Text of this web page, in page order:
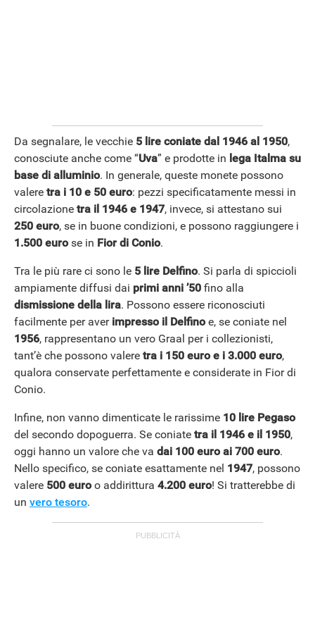
Da segnalare, le vecchie 5 lire coniate dal 1946 al 1950,
conosciute anche come “Uva” e prodotte in lega Italma su
base di alluminio. In generale, queste monete possono
valere tra i 10 e 50 euro: pezzi specificatamente messi in
circolazione tra il 1946 e 1947, invece, si attestano sui
250 euro, se in buone condizioni, e possono raggiungere i
1.500 eurose in Fior di Conio.
Tra le più rare ci sono le 5 lire Delfino. Si parla di spiccioli
ampiamente diffusi dai primi anni ’50 fino alla
dismissione della lira. Possono essere riconosciuti
facilmente per aver impresso il Delfinoe, se coniate nel
1956, rappresentano un vero Graal per i collezionisti,
tant’è che possono valere tra i 150 euro e i 3.000 euro,
qualora conservate perfettamente e considerate in Fior di
Conio.
Infine, non vanno dimenticate le rarissime 10 lire Pegaso
del secondo dopoguerra. Se coniate tra il 1946 e il 1950,
oggi hanno un valore che va dai 100 euro ai 700 euro.
Nello specifico, se coniate esattamente nel 1947, possono
valere 500 euroo addirittura 4.200 euro! Si tratterebbe di
un vero tesoro.